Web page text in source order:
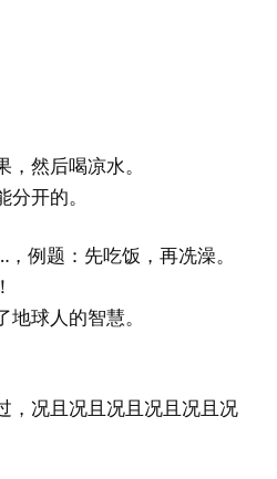
然后喝凉水。
开的。
例题：先吃饭，再冼澡。
球人的智慧。
，况且况且况且况且况且况